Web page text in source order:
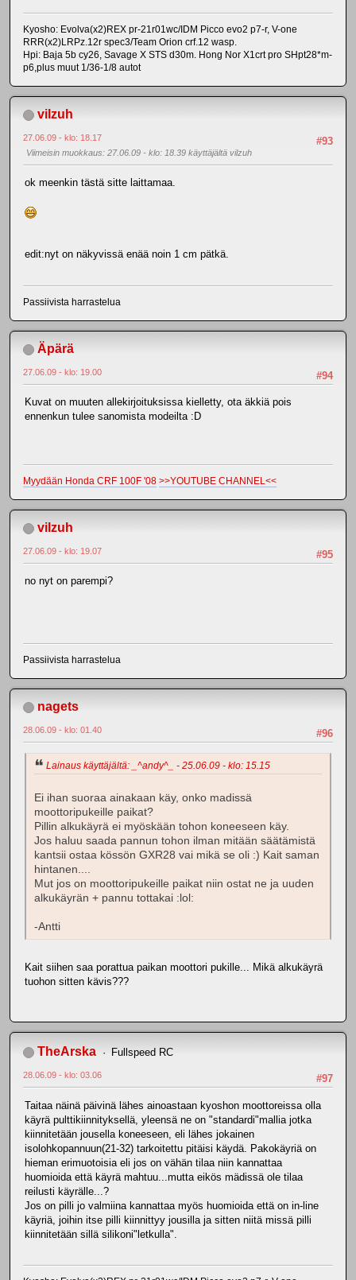
Kyosho: Evolva(x2)REX pr-21r01wc/IDM Picco evo2 p7-r, V-one
RRR(x2)LRPz.12r spec3/Team Orion crf.12 wasp.
Hpi: Baja 5b cy26, Savage X STS d30m. Hong Nor X1crt pro SHpt28*m-
p6,plus muut 1/36-1/8 autot
vilzuh
#93
27.06.09 - klo: 18.17
Viimeisin muokkaus: 27.06.09 - klo: 18.39 käyttäjältä vilzuh
ok meenkin tästä sitte laittamaa.
edit:nyt on näkyvissä enää noin 1 cm pätkä.
Passiivista harrastelua
Äpärä
#94
27.06.09 - klo: 19.00
Kuvat on muuten allekirjoituksissa kielletty, ota äkkiä pois
ennenkun tulee sanomista modeilta :D
Myydään Honda CRF 100F '08 >>YOUTUBE CHANNEL<<
vilzuh
#95
27.06.09 - klo: 19.07
no nyt on parempi?
Passiivista harrastelua
nagets
#96
28.06.09 - klo: 01.40
Lainaus käyttäjältä: _^andy^_ - 25.06.09 - klo: 15.15
Ei ihan suoraa ainakaan käy, onko madissä
moottoripukeille paikat?
Pillin alkukäyrä ei myöskään tohon koneeseen käy.
Jos haluu saada pannun tohon ilman mitään säätämistä
kantsii ostaa kössön GXR28 vai mikä se oli :) Kait saman
hintanen....
Mut jos on moottoripukeille paikat niin ostat ne ja uuden
alkukäyrän + pannu tottakai :lol:
-Antti
Kait siihen saa porattua paikan moottori pukille... Mikä alkukäyrä
tuohon sitten kävis???
TheArska Fullspeed RC
#97
28.06.09 - klo: 03.06
Taitaa näinä päivinä lähes ainoastaan kyoshon moottoreissa olla
käyrä pulttikiinnityksellä, yleensä ne on "standardi"mallia jotka
kiinnitetään jousella koneeseen, eli lähes jokainen
isolohkopannuun(21-32) tarkoitettu pitäisi käydä. Pakokäyriä on
hieman erimuotoisia eli jos on vähän tilaa niin kannattaa
huomioida että käyrä mahtuu...mutta eikös mädissä ole tilaa
reilusti käyrälle...?
Jos on pilli jo valmiina kannattaa myös huomioida että on in-line
käyriä, joihin itse pilli kiinnittyy jousilla ja sitten niitä missä pilli
kiinnitetään sillä silikoni"letkulla".